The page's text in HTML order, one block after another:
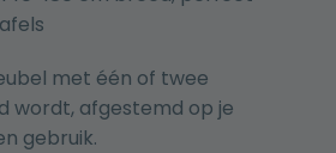
met één of twee
wordt, afgestemd op je
gebruik.